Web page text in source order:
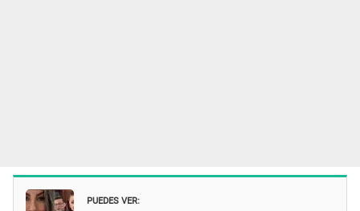
PUEDES VER: